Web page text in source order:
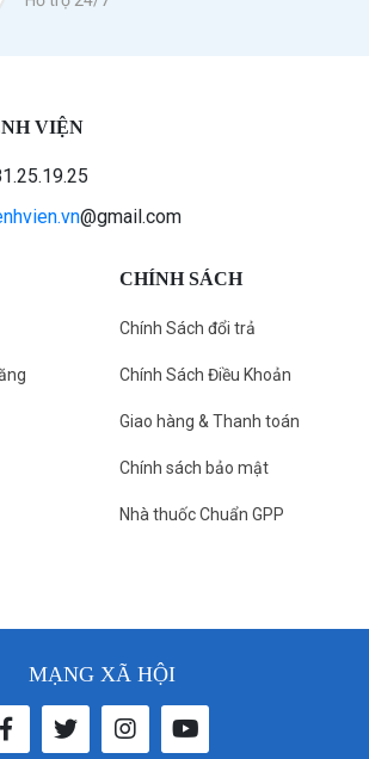
VIỆN
@gmail.com
CHÍNH SÁCH
Chính Sách đổi trả
Chính Sách Điều Khoản
Giao hàng & Thanh toán
Chính sách bảo mật
Nhà thuốc Chuẩn GPP
MẠNG XÃ HỘI